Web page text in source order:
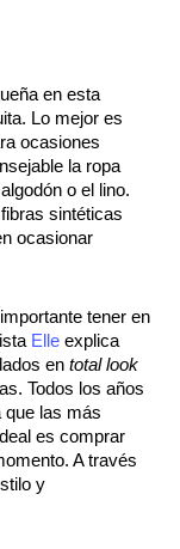
en esta
Lo mejor es
ocasiones
la ropa
o el lino.
sintéticas
ocasionar
tener en
Elleexplica
entotal look
Todos los años
que las más
es comprar
A través
y